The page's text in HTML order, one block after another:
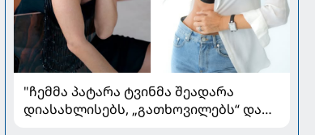
"ჩემმა პატარა ტვინმა შეადარა
დიასახლისებს, „გათხოვილებს“ და